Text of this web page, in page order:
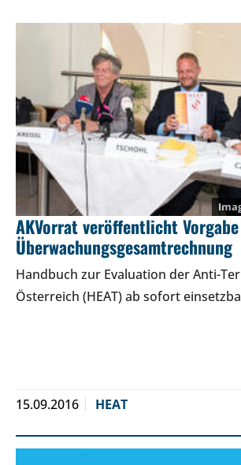
AKVorrat veröffentlicht
Überwachungsgesamtrechnung
Handbuch zur Evaluation der Anti-
Österreich (HEAT) ab sofort
15.09.2016 HEAT